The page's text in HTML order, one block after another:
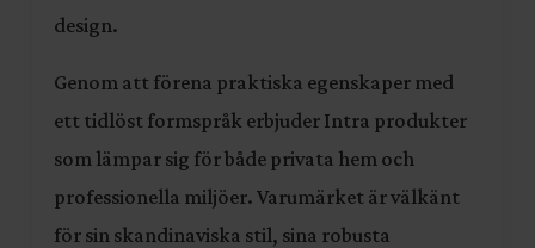
design.
Genom att förena praktiska egenskaper med
ett tidlöst formspråk erbjuder Intra produkter
som lämpar sig för både privata hem och
professionella miljöer. Varumärket är välkänt
för sin skandinaviska stil, sina robusta